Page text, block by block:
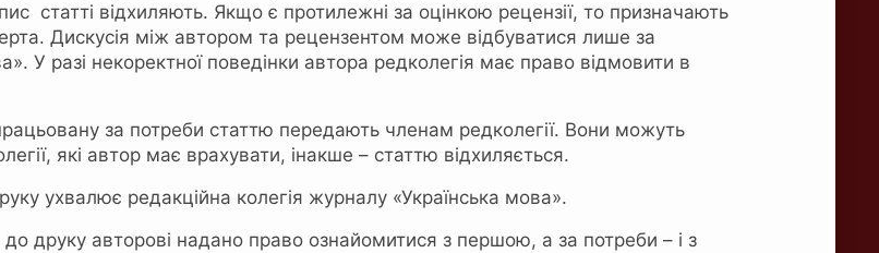
статті відхиляють. Якщо є протилежні за оцінкою рецензії, то призначають
Дискусія між автором та рецензентом може відбуватися лише за
У разі некоректної поведінки автора редколегія має право відмовити в
за потреби статтю передають членам редколегії. Вони можуть
які автор має врахувати, інакше – статтю відхиляється.
ухвалює редакційна колегія журналу «Українська мова».
друку авторові надано право ознайомитися з першою, а за потреби – і з